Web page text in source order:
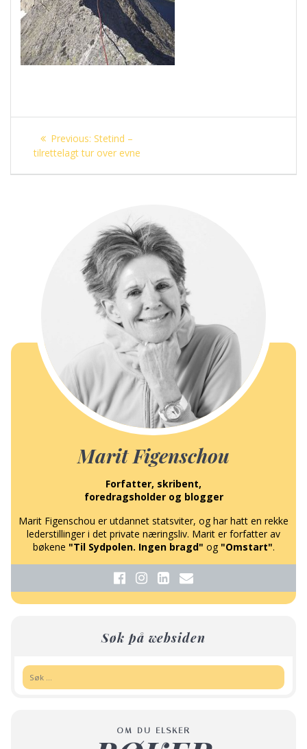
Innleggsnavigasjon
Previous: Previous
post:
Stetind –
tilrettelagt tur over evne
Marit Figenschou
Forfatter, skribent,
foredragsholder og blogger
Marit Figenschou er utdannet statsviter, og har hatt en rekke
lederstillinger i det private næringsliv. Marit er forfatter av
bøkene "Til Sydpolen. Ingen bragd" og "Omstart".
Søk på websiden
OM DU ELSKER